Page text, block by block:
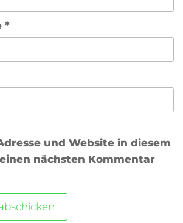
*
und Website in diesem
nächsten Kommentar